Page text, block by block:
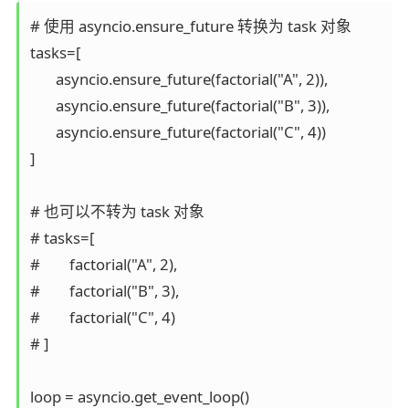
# 使用 asyncio.ensure_future 转换为 task 对象
tasks=[
       asyncio.ensure_future(factorial("A", 2)),
       asyncio.ensure_future(factorial("B", 3)),
       asyncio.ensure_future(factorial("C", 4))
]
# 也可以不转为 task 对象
# tasks=[
#        factorial("A", 2),
#        factorial("B", 3),
#        factorial("C", 4)
# ]
loop = asyncio.get_event_loop()